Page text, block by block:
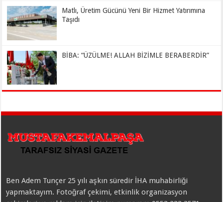
Matlı, Üretim Gücünü Yeni Bir Hizmet Yatırımına
Taşıdı
BİBA: “ÜZÜLME! ALLAH BİZİMLE BERABERDİR”
Ben Adem Tunçer 25 yılı aşkın süredir İHA muhabirliği
yapmaktayım. Fotoğraf çekimi, etkinlik organizasyon